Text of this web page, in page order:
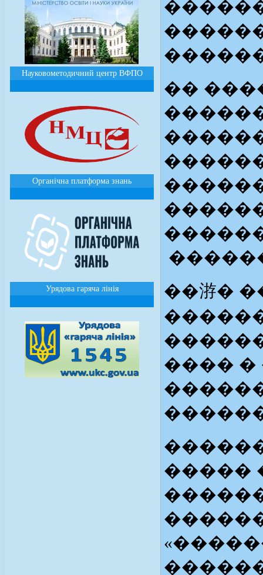
Науковометодичний центр ВФПО
Органічна платформа знань
Урядова гаряча лінія
��
��㳺�
���� �
�����